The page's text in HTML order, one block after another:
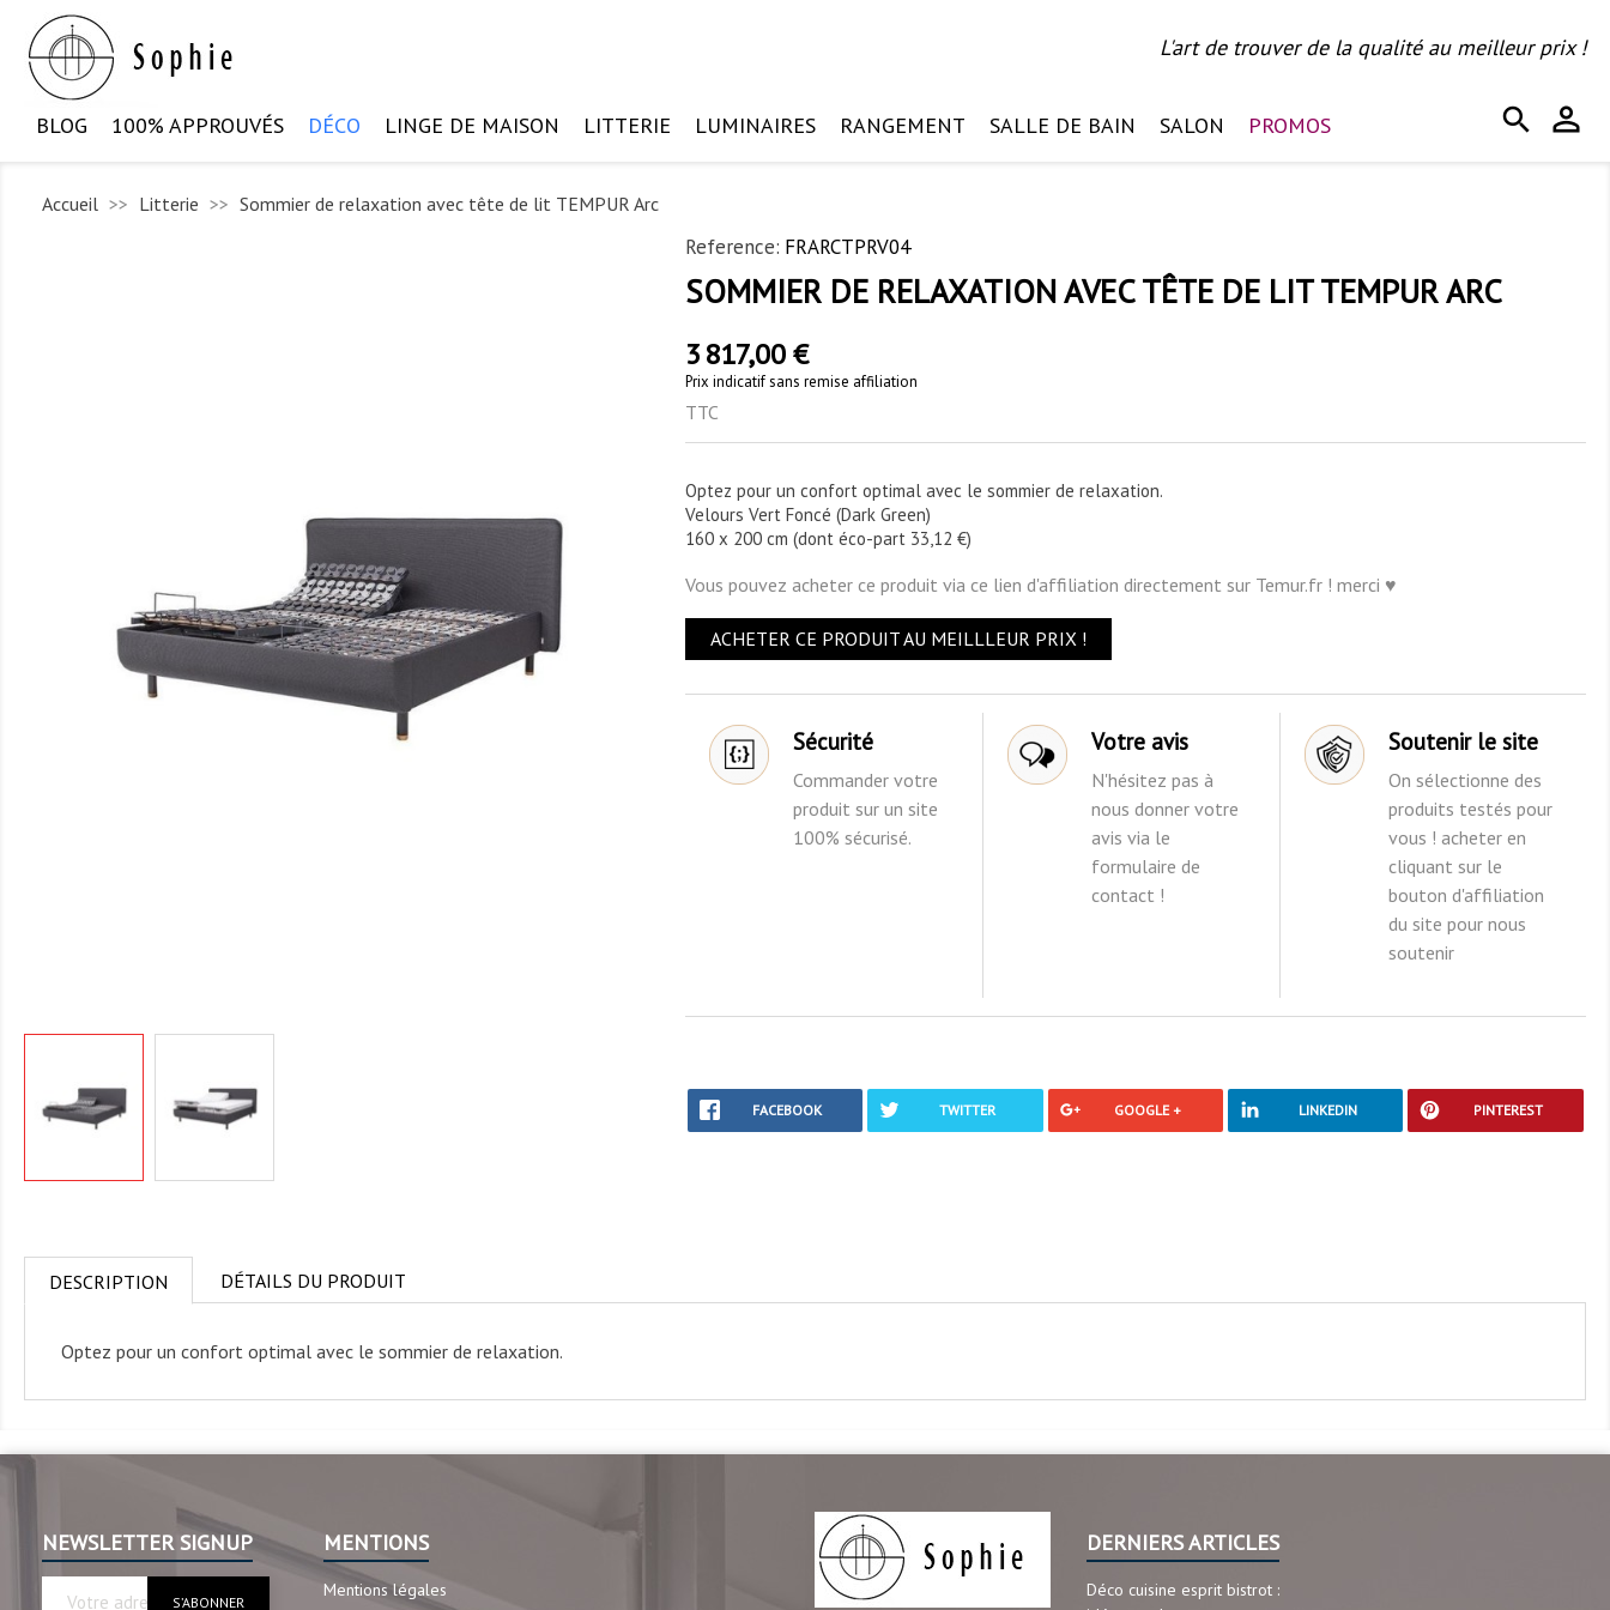
L'art de trouver de la qualité au meilleur prix !
person_outline
search
BLOG 100% APPROUVÉS DÉCO LINGE DE MAISON LITTERIE LUMINAIRES RANGEMENT SALLE DE BAIN SALON PROMOS
Accueil Litterie Sommier de relaxation avec tête de lit TEMPUR Arc
Reference: FRARCTPRV04
SOMMIER DE RELAXATION AVEC TÊTE DE LIT TEMPUR ARC
3 817,00 €
Prix indicatif sans remise affiliation
TTC
Optez pour un confort optimal avec le sommier de relaxation.
Velours Vert Foncé (Dark Green)
160 x 200 cm (dont éco-part 33,12 €)
Vous pouvez acheter ce produit via ce lien d'affiliation directement sur Temur.fr ! merci ♥
ACHETER CE PRODUIT AU MEILLLEUR PRIX !
Sécurité
Commander votre
produit sur un site
100% sécurisé.
Votre avis
N'hésitez pas à
nous donner votre
avis via le
formulaire de
contact !
Soutenir le site
On sélectionne des
produits testés pour
vous ! acheter en
cliquant sur le
bouton d'affiliation
du site pour nous
soutenir
FACEBOOK TWITTER GOOGLE + LINKEDIN PINTEREST
DESCRIPTION DÉTAILS DU PRODUIT
Optez pour un confort optimal avec le sommier de relaxation.
NEWSLETTER SIGNUP MENTIONS
Mentions légales
DERNIERS ARTICLES
Déco cuisine esprit bistrot :